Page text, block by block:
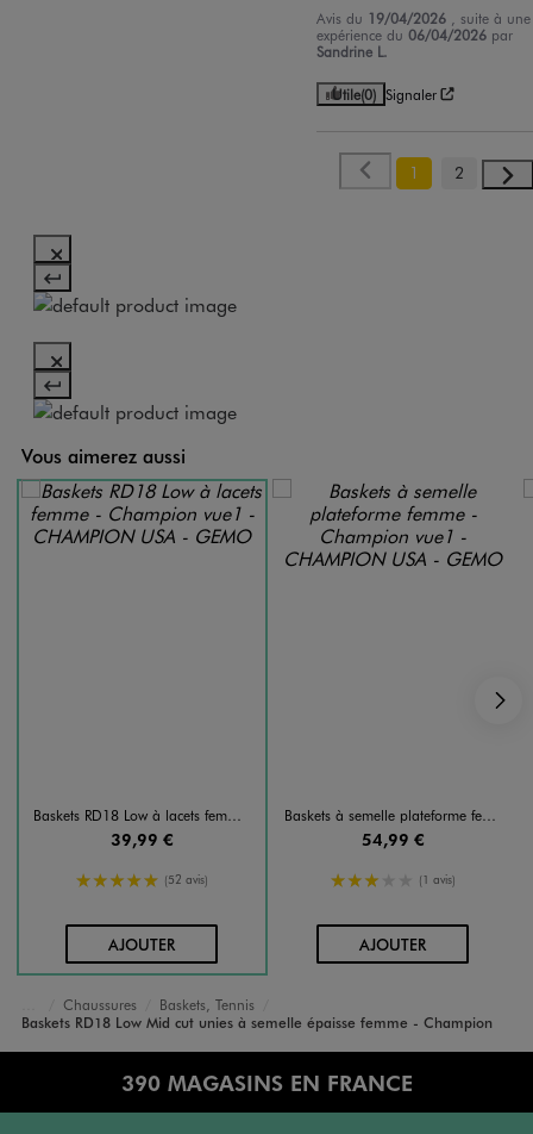
Avis du 19/04/2026 , suite à une
expérience du06/04/2026 par
Sandrine L.
Utile(0) Signaler
1 2
Vous aimerez aussi
Baskets RD18 Low à lacets femme - Champion
39,99 €
5/5 de moyenne
(52 avis)
AJOUTERAU PANIER
Baskets à semelle plateforme femme - Champion
54,99 €
3/5 de moyenne
(1 avis)
AJOUTERAU PANIER
Accueil
Femme
Chaussures
Baskets, Tennis
Baskets RD18 Low Mid cut unies à semelle épaisse femme - Champion
390 MAGASINS EN FRANCE